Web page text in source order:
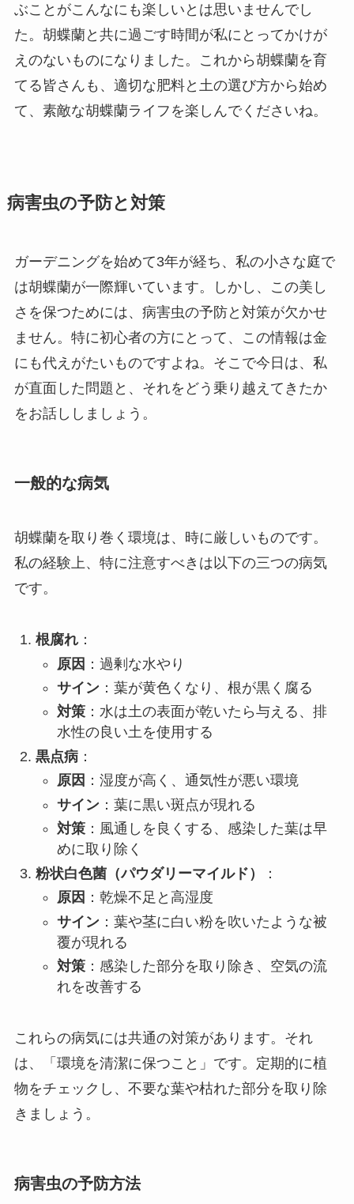
ぶことがこんなにも楽しいとは思いませんでし
た。胡蝶蘭と共に過ごす時間が私にとってかけが
えのないものになりました。これから胡蝶蘭を育
てる皆さんも、適切な肥料と土の選び方から始め
て、素敵な胡蝶蘭ライフを楽しんでくださいね。
病害虫の予防と対策
ガーデニングを始めて3年が経ち、私の小さな庭で
は胡蝶蘭が一際輝いています。しかし、この美し
さを保つためには、病害虫の予防と対策が欠かせ
ません。特に初心者の方にとって、この情報は金
にも代えがたいものですよね。そこで今日は、私
が直面した問題と、それをどう乗り越えてきたか
をお話ししましょう。
一般的な病気
胡蝶蘭を取り巻く環境は、時に厳しいものです。
私の経験上、特に注意すべきは以下の三つの病気
です。
根腐れ：
原因 ：過剰な水やり
サイン：葉が黄色くなり、根が黒く腐る
対策：水は土の表面が乾いたら与える、排
水性の良い土を使用する
黒点病：
原因 ：湿度が高く、通気性が悪い環境
サイン：葉に黒い斑点が現れる
対策：風通しを良くする、感染した葉は早
めに取り除く
粉状白色菌（パウダリーマイルド）
：
原因 ：乾燥不足と高湿度
サイン：葉や茎に白い粉を吹いたような被
覆が現れる
対策：感染した部分を取り除き、空気の流
れを改善する
これらの病気には共通の対策があります。それ
は、「環境を清潔に保つこと」です。定期的に植
物をチェックし、不要な葉や枯れた部分を取り除
きましょう。
病害虫の予防方法